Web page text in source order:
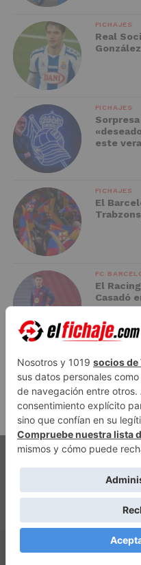
FICHAJES
Real
FICHAJES
este
FICHAJES
El
FC
El
Casadó
AVISO LEGAL
CONTACTO
Copyright © 2026 El